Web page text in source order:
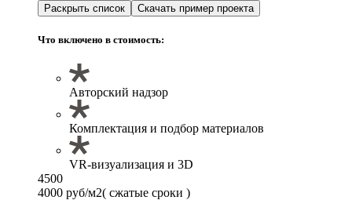
Раскрыть список Скачать пример проекта
Что включено в стоимость:
Авторский надзор
Комплектация и подбор материалов
VR-визуализация и 3D
4500
4000 руб/м2( сжатые сроки )